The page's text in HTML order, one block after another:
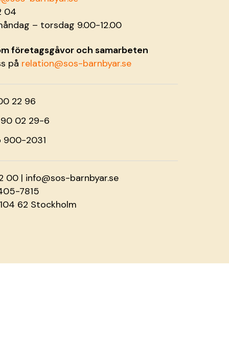
04
– torsdag 9.00-12.00
företagsgåvor och samarbeten
på relation@sos-barnbyar.se
22 96
02 29-6
900-2031
00 | info@sos-barnbyar.se
7815
62 Stockholm